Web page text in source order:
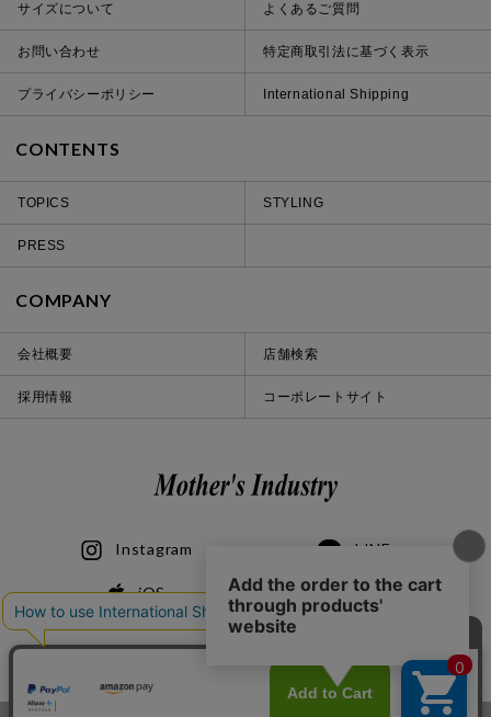
サイズについて よくあるご質問
お問い合わせ 特定商取引法に基づく表示
プライバシーポリシー International Shipping
CONTENTS
TOPICS STYLING
PRESS
COMPANY
会社概要 店舗検索
採用情報 コーポレートサイト
Instagram LINE
iOS Android
© 2020 Mother’s Industry co., ltd.